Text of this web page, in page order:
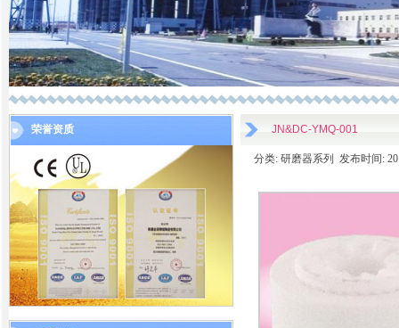
荣誉资质 JN&DC-YMQ-001
分类: 研磨器系列 发布时间: